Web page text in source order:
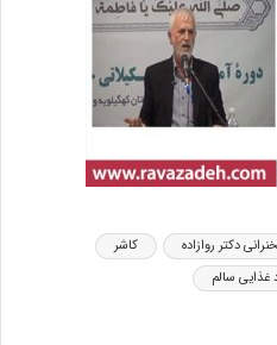
دکتر روازاده
کاشر
غذایی سالم